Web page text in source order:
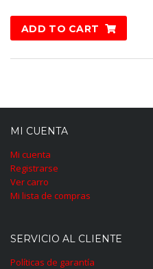
ADD TO CART
MI CUENTA
Mi cuenta
Registrarse
Ver carro
Mi lista de compras
SERVICIO AL CLIENTE
Políticas de garantía